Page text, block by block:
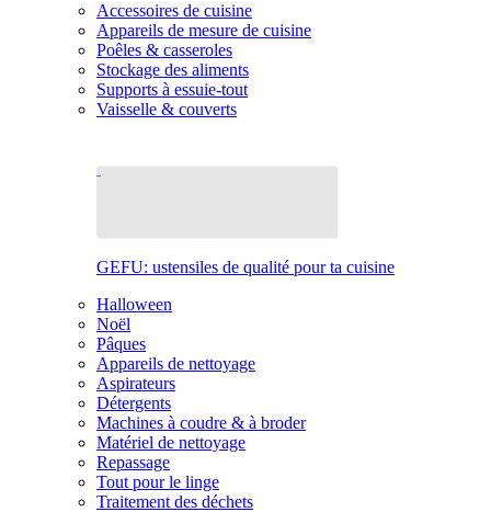
Accessoires de cuisine
Appareils de mesure de cuisine
Poêles & casseroles
Stockage des aliments
Supports à essuie-tout
Vaisselle & couverts
GEFU: ustensiles de qualité pour ta cuisine
Halloween
Noël
Pâques
Appareils de nettoyage
Aspirateurs
Détergents
Machines à coudre & à broder
Matériel de nettoyage
Repassage
Tout pour le linge
Traitement des déchets